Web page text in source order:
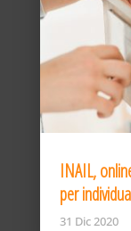
INAIL,
per
31 Dic 2020